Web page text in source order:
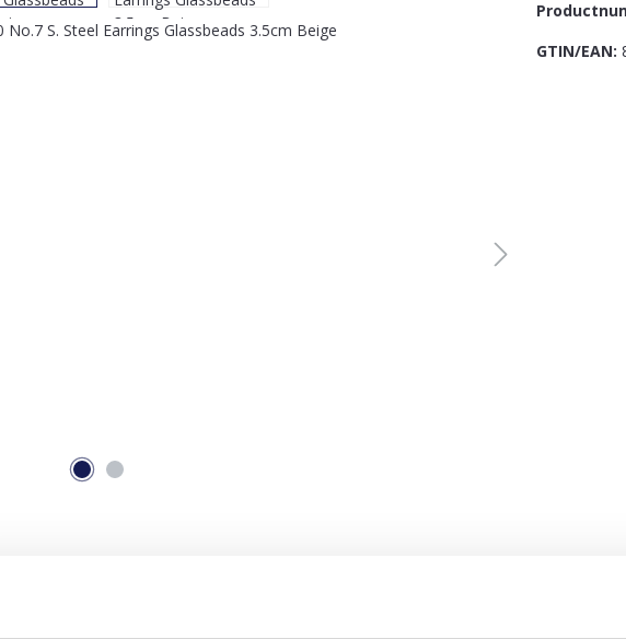
GTIN/EAN:
490 No.7 S. Steel Earrings Glassbeads 3.5cm Beige"